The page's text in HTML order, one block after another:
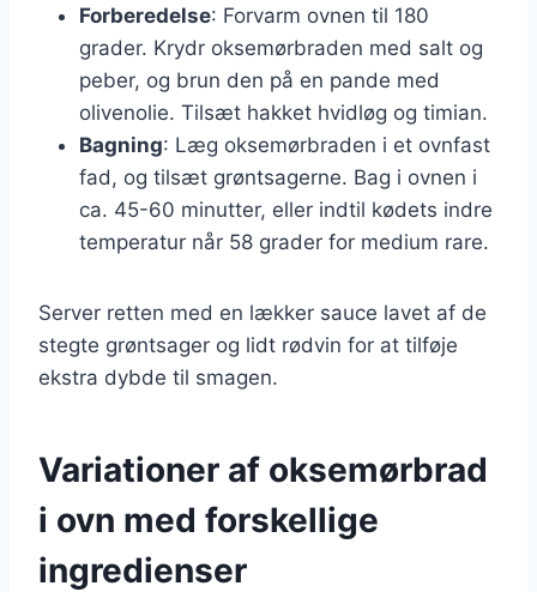
Forberedelse: Forvarm ovnen til 180
grader. Krydr oksemørbraden med salt og
peber, og brun den på en pande med
olivenolie. Tilsæt hakket hvidløg og timian.
Bagning: Læg oksemørbraden i et ovnfast
fad, og tilsæt grøntsagerne. Bag i ovnen i
ca. 45-60 minutter, eller indtil kødets indre
temperatur når 58 grader for medium rare.
Server retten med en lækker sauce lavet af de
stegte grøntsager og lidt rødvin for at tilføje
ekstra dybde til smagen.
Variationer af oksemørbrad
i ovn med forskellige
ingredienser